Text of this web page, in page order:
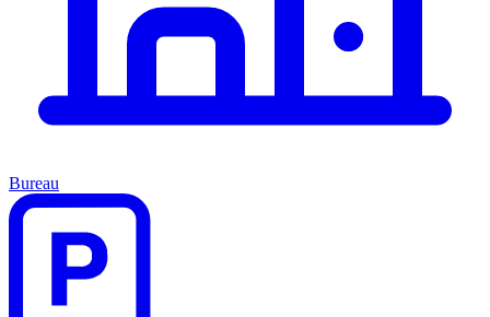
Bureau